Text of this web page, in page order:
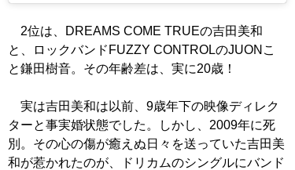
2位は、DREAMS COME TRUEの吉田美和
と、ロックバンドFUZZY CONTROLのJUONこ
と鎌田樹音。その年齢差は、実に20歳！
実は吉田美和は以前、9歳年下の映像ディレク
ターと事実婚状態でした。しかし、2009年に死
別。その心の傷が癒えぬ日々を送っていた吉田美
和が惹かれたのが、ドリカムのシングルにバンド